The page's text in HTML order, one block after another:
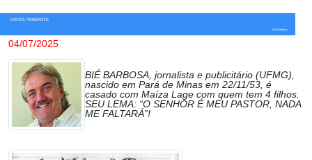
GENTE PENSANTE
Bié Barbosa
04/07/2025
BIÉ BARBOSA, jornalista e publicitário (UFMG),
nascido em Pará de Minas em 22/11/53, é
casado com Maíza Lage com quem tem 4 filhos.
SEU LEMA: “O SENHOR É MEU PASTOR, NADA
ME FALTARÁ”!